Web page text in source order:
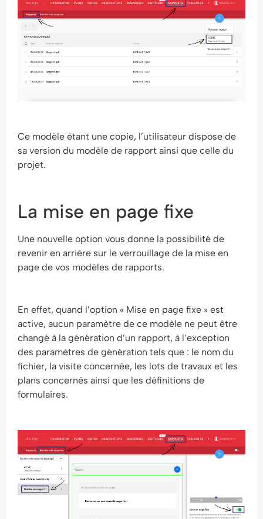
Ce modèle étant une copie, l’utilisateur dispose de
sa version du modèle de rapport ainsi que celle du
projet.
La mise en page fixe
Une nouvelle option vous donne la possibilité de
revenir en arrière sur le verrouillage de la mise en
page de vos modèles de rapports.
En effet, quand l’option « Mise en page fixe » est
active, aucun paramètre de ce modèle ne peut être
changé à la génération d’un rapport, à l’exception
des paramètres de génération tels que : le nom du
fichier, la visite concernée, les lots de travaux et les
plans concernés ainsi que les définitions de
formulaires.